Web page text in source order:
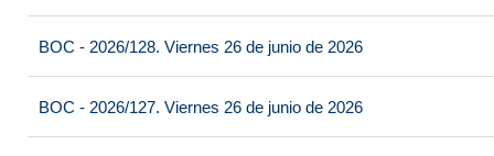
BOC - 2026/128. Viernes 26 de junio de 2026
BOC - 2026/127. Viernes 26 de junio de 2026